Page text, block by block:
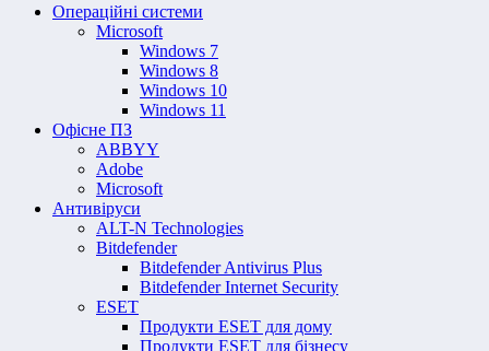
Операційні системи
Microsoft
Windows 7
Windows 8
Windows 10
Windows 11
Офісне ПЗ
ABBYY
Adobe
Microsoft
Антивіруси
ALT-N Technologies
Bitdefender
Bitdefender Antivirus Plus
Bitdefender Internet Security
ESET
Продукти ESET для дому
Продукти ESET для бізнесу